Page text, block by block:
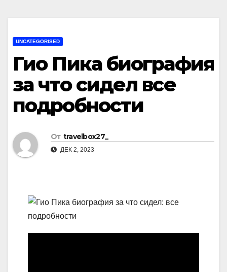
UNCATEGORISED
Гио Пика биография
за что сидел все
подробности
От travelbox27_
ДЕК 2, 2023